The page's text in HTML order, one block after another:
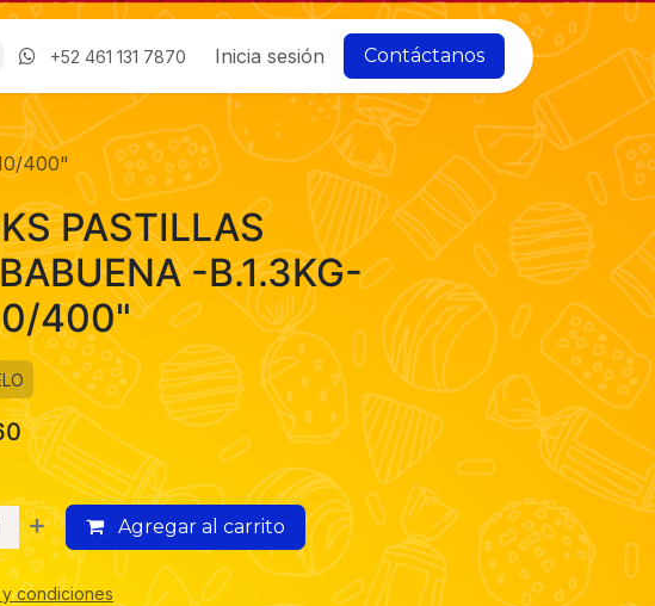
Nosotros
+52 461 131 7870 Inicia sesión Contáctanos
400"
PASTILLAS
-B.1.3KG-
400"
Agregar al carrito
condiciones